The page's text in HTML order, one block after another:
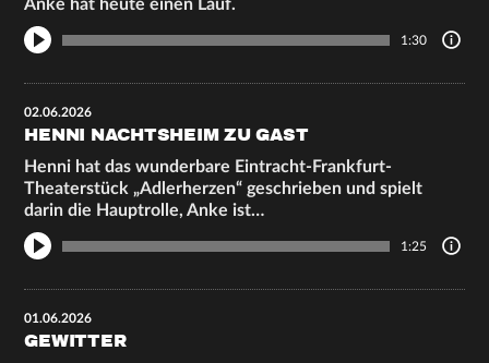
Anke hat heute einen Lauf.
1:30
02.06.2026
HENNI NACHTSHEIM ZU GAST
Henni hat das wunderbare Eintracht-Frankfurt-
Theaterstück „Adlerherzen“ geschrieben und spielt
darin die Hauptrolle, Anke ist…
1:25
01.06.2026
GEWITTER